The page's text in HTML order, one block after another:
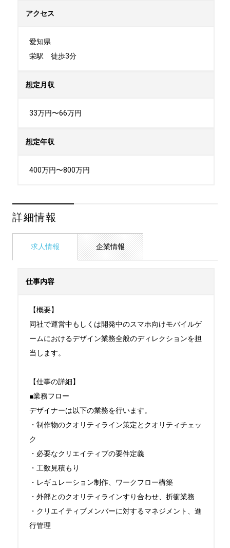
アクセス
愛知県
栄駅　徒歩3分
想定月収
33万円〜66万円
想定年収
400万円〜800万円
詳細情報
求人情報 企業情報
仕事内容
【概要】
同社で運営中もしくは開発中のスマホ向けモバイルゲ
ームにおけるデザイン業務全般のディレクションを担
当します。
【仕事の詳細】
■業務フロー
デザイナーは以下の業務を行います。
・制作物のクオリティライン策定とクオリティチェッ
ク
・必要なクリエイティブの要件定義
・工数見積もり
・レギュレーション制作、ワークフロー構築
・外部とのクオリティラインすり合わせ、折衝業務
・クリエイティブメンバーに対するマネジメント、進
行管理